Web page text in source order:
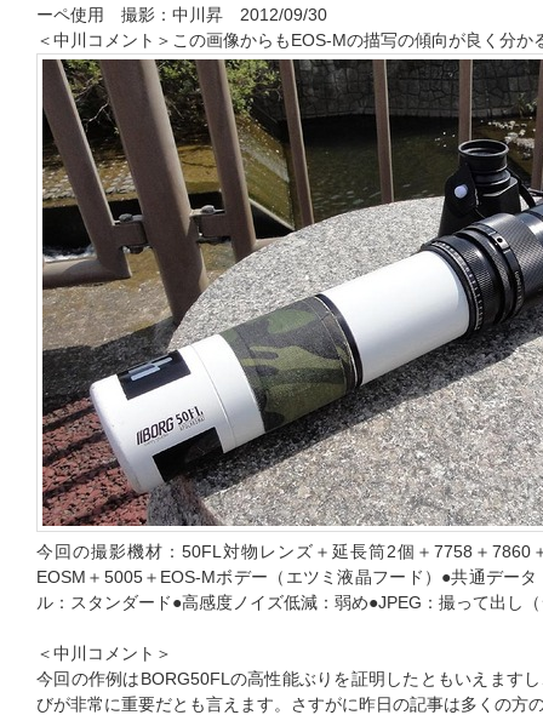
ーペ使用 撮影：中川昇 2012/09/30
＜中川コメント＞この画像からもEOS-Mの描写の傾向が良く分か
今回の撮影機材：50FL対物レンズ＋延長筒2個＋7758＋7860
EOSM＋5005＋EOS-Mボデー（エツミ液晶フード）●共通デー
ル：スタンダード●高感度ノイズ低減：弱め●JPEG：撮って出し
＜中川コメント＞
今回の作例はBORG50FLの高性能ぶりを証明したともいえます
びが非常に重要だとも言えます。さすがに昨日の記事は多くの方